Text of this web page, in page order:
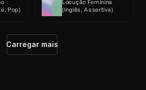
Pop)
Locução Feminina
(Inglês, Assertiva)
Carregar mais